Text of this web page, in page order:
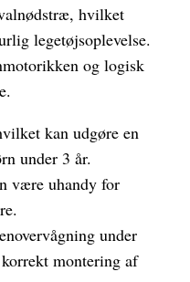
hvilket
legetøjsoplevelse.
og logisk
kan udgøre en
under 3 år.
være uhandy for
under
montering af